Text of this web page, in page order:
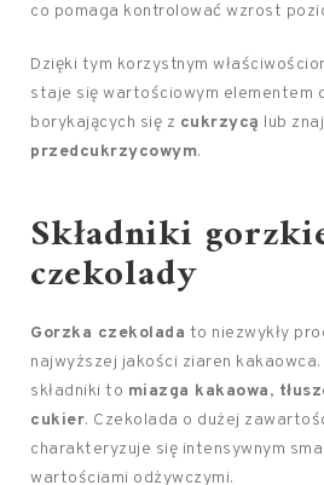
co pomaga kontrolować wzrost
Dzięki tym korzystnym
staje się wartościowym elementem
borykających się z cukrzycą lub
przedcukrzycowym.
Składniki
czekolady
Gorzka czekolada to niezwykły
najwyższej jakości ziaren
składniki to miazga kakaowa,
cukier. Czekolada o dużej
charakteryzuje się intensywnym
wartościami odżywczymi.